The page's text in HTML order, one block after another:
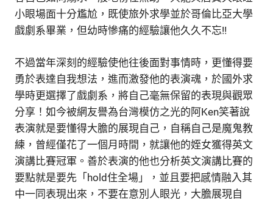
小眼場面十分尷尬，既使旅外求學並於哥倫比亞大學
戲劇系畢業，但幼時慘痛的經驗讓他久久不忘!!
不過當年深刻的經驗使他往後面對事情時，更懂得要
勇於表達自我想法，進而激發他的表演魂，於國外求
學時更選擇了戲劇系，將自己毫無保留的表現與觀眾
分享！如今被網友譽為台灣模仿之光的阿Ken笑著說
表演就是要懂得大膽的展現自己，自稱自己是魔鬼教
練，曾經僅花了一個月時間，就讓他的姪女獲得英文
演講比賽冠軍。善於表演的他也分析英文演講比賽的
要點就是要先「hold住全場」，並且要把感情融入其
中一同表現出來，不要在意別人眼光，大膽展現自